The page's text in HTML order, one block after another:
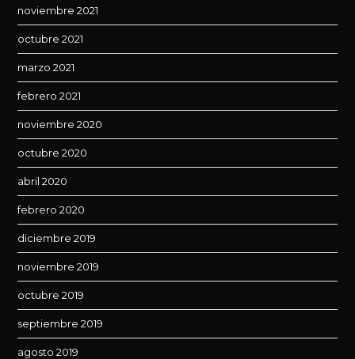
noviembre 2021
octubre 2021
marzo 2021
febrero 2021
noviembre 2020
octubre 2020
abril 2020
febrero 2020
diciembre 2019
noviembre 2019
octubre 2019
septiembre 2019
agosto 2019